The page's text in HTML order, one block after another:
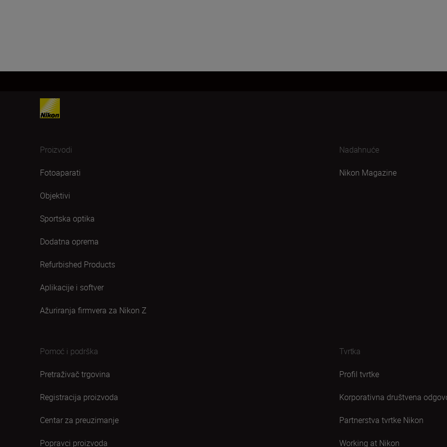
Proizvodi
Fotoaparati
Objektivi
Sportska optika
Dodatna oprema
Refurbished Products
Aplikacije i softver
Ažuriranja firmvera za Nikon Z
Nadahnuće
Nikon Magazine
Pomoć i podrška
Pretraživač trgovina
Registracija proizvoda
Centar za preuzimanje
Popravci proizvoda
Tvrtka
Profil tvrtke
Korporativna društvena
Partnerstva tvrtke Nikon
Working at Nikon